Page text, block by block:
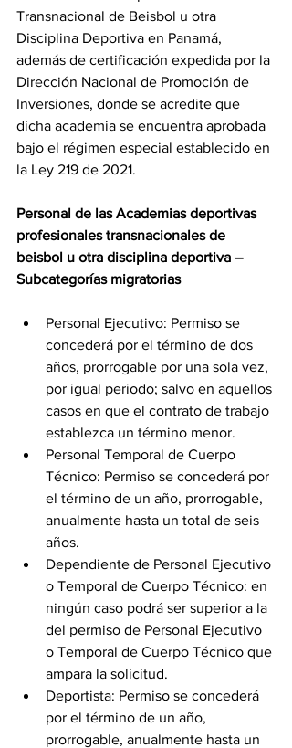
Transnacional de Beisbol u otra
Disciplina Deportiva en Panamá,
además de certificación expedida por la
Dirección Nacional de Promoción de
Inversiones, donde se acredite que
dicha academia se encuentra aprobada
bajo el régimen especial establecido en
la Ley 219 de 2021.
Personal de las Academias deportivas
profesionales transnacionales de
beisbol u otra disciplina deportiva –
Subcategorías migratorias
Personal Ejecutivo: Permiso se
concederá por el término de dos
años, prorrogable por una sola vez,
por igual periodo; salvo en aquellos
casos en que el contrato de trabajo
establezca un término menor.
Personal Temporal de Cuerpo
Técnico: Permiso se concederá por
el término de un año, prorrogable,
anualmente hasta un total de seis
años.
Dependiente de Personal Ejecutivo
o Temporal de Cuerpo Técnico: en
ningún caso podrá ser superior a la
del permiso de Personal Ejecutivo
o Temporal de Cuerpo Técnico que
ampara la solicitud.
Deportista: Permiso se concederá
por el término de un año,
prorrogable, anualmente hasta un